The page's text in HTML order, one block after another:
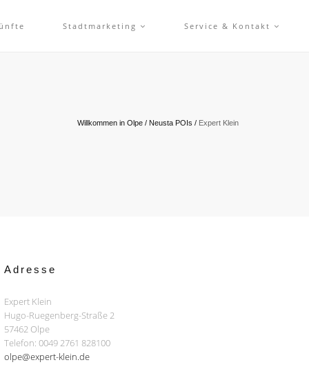
Stadtmarketing Service & Kontakt
Willkommen in Olpe / Neusta POIs / Expert Klein
Adresse
Expert Klein
Hugo-Ruegenberg-Straße 2
57462 Olpe
Telefon: 0049 2761 828100
olpe@expert-klein.de